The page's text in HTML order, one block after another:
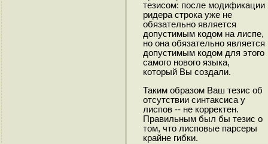
тезисом: после модификации
ридера строка уже не
обязательно является
допустимым кодом на лиспе,
но она обязательно является
допустимым кодом для этого
самого нового языка,
который Вы создали.
Таким образом Ваш тезис об
отсутствии синтаксиса у
лиспов -- не корректен.
Правильным был бы тезис о
том, что лисповые парсеры
крайне гибки.